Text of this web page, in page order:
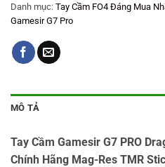
Danh mục: Tay Cầm FO4 Đáng Mua
Gamesir G7 Pro
MÔ TẢ
Tay Cầm Gamesir G7 PRO
Chính Hãng Mag-Res TMR